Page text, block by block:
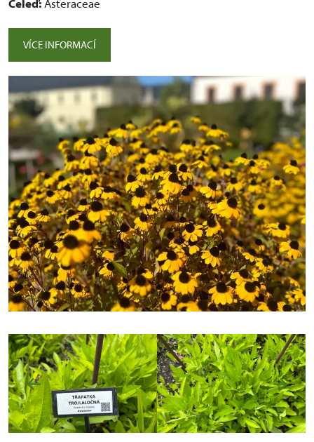
Čeleď: Asteraceae
VÍCE INFORMACÍ